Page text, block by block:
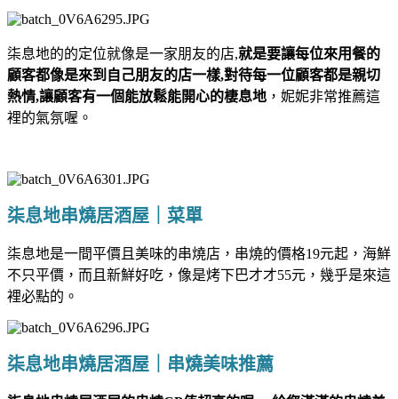
柒息地的的定位就像是一家朋友的店,就是要讓每位來用餐的
顧客都像是來到自己朋友的店一樣,對待每一位顧客都是親切
熱情,讓顧客有一個能放鬆能開心的棲息地 ，妮妮非常推薦這
裡的氣氛喔。
柒息地串燒居酒屋｜菜單
柒息地是一間平價且美味的串燒店，串燒的價格19元起，海鮮
不只平價，而且新鮮好吃，像是烤下巴才才55元，幾乎是來這
裡必點的。
柒息地串燒居酒屋｜串燒美味推薦